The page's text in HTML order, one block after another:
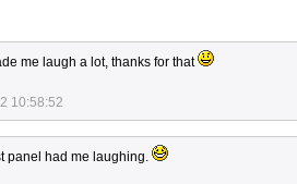
me laugh a lot, thanks for that
10:58:52
panel had me laughing.